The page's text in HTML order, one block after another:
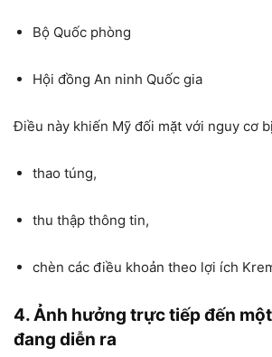
Bộ Quốc phòng
Hội đồng An ninh Quốc gia
Điều này khiến Mỹ đối mặt với nguy cơ
thao túng,
thu thập thông tin,
chèn các điều khoản theo lợi ích
4. Ảnh hưởng trực tiếp đến
đang diễn ra